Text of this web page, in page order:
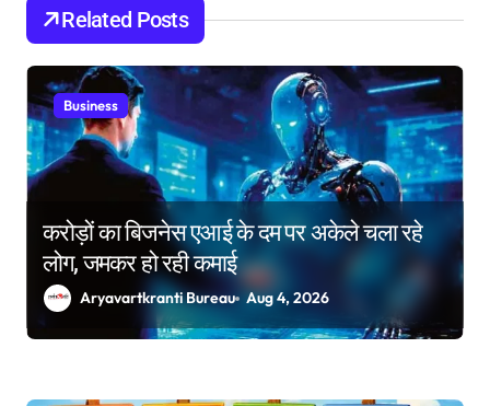
o
n
Related Posts
Business
करोड़ों का बिजनेस एआई के दम पर अकेले चला रहे
लोग, जमकर हो रही कमाई
Aryavartkranti Bureau Aug 4, 2026